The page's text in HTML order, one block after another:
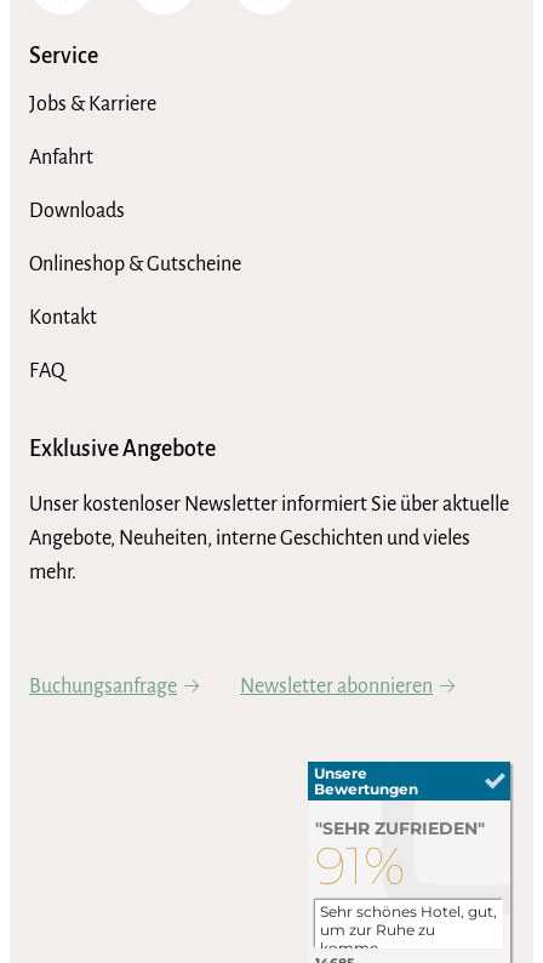
Service
Jobs & Karriere
Anfahrt
Downloads
Onlineshop & Gutscheine
Kontakt
FAQ
Exklusive Angebote
Unser kostenloser Newsletter informiert Sie über aktuelle
Angebote, Neuheiten, interne Geschichten und vieles
mehr.
Buchungsanfrage Newsletter abonnieren